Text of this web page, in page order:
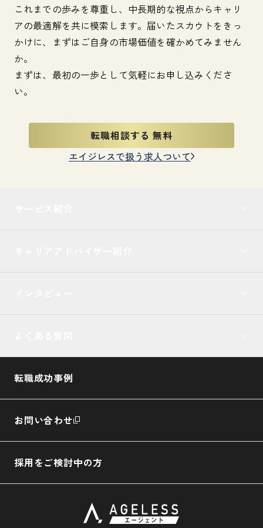
これまでの歩みを尊重し、中長期的な視点からキャリ
アの最適解を共に模索します。届いたスカウトをきっ
かけに、まずはご自身の市場価値を確かめてみません
か。
まずは、最初の一歩として気軽にお申し込みくださ
い。
転職相談する 無料
エイジレスで扱う求人ついて
転職成功事例
お問い合わせ
採用をご検討中の方